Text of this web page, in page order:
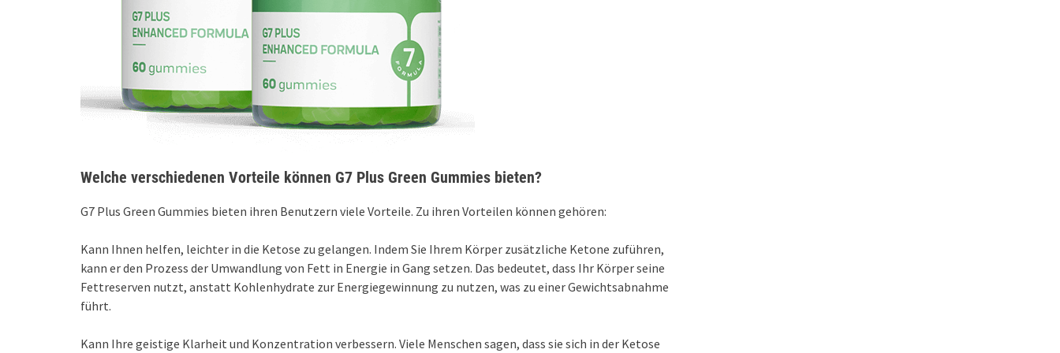
Welche verschiedenen Vorteile können G7 Plus Green Gummies bieten?
G7 Plus Green Gummies bieten ihren Benutzern viele Vorteile. Zu ihren Vorteilen können gehören:
Kann Ihnen helfen, leichter in die Ketose zu gelangen. Indem Sie Ihrem Körper zusätzliche Ketone zuführen,
kann er den Prozess der Umwandlung von Fett in Energie in Gang setzen. Das bedeutet, dass Ihr Körper seine
Fettreserven nutzt, anstatt Kohlenhydrate zur Energiegewinnung zu nutzen, was zu einer Gewichtsabnahme
führt.
Kann Ihre geistige Klarheit und Konzentration verbessern. Viele Menschen sagen, dass sie sich in der Ketose